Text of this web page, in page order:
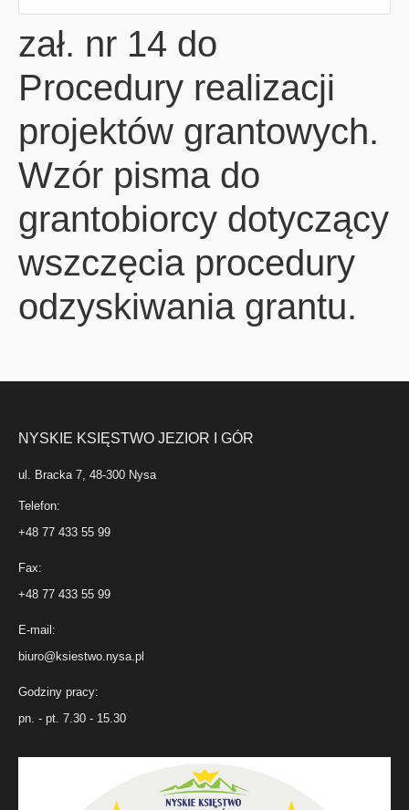
zał. nr 14 do
Procedury realizacji
projektów grantowych.
Wzór pisma do
grantobiorcy dotyczący
wszczęcia procedury
odzyskiwania grantu.
NYSKIE KSIĘSTWO JEZIOR I GÓR
ul. Bracka 7, 48-300 Nysa
Telefon:
+48 77 433 55 99
Fax:
+48 77 433 55 99
E-mail:
biuro@ksiestwo.nysa.pl
Godziny pracy:
pn. - pt. 7.30 - 15.30